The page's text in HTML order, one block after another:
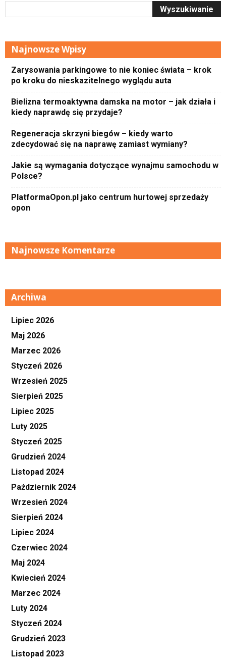
Najnowsze Wpisy
Zarysowania parkingowe to nie koniec świata – krok
po kroku do nieskazitelnego wyglądu auta
Bielizna termoaktywna damska na motor – jak działa i
kiedy naprawdę się przydaje?
Regeneracja skrzyni biegów – kiedy warto
zdecydować się na naprawę zamiast wymiany?
Jakie są wymagania dotyczące wynajmu samochodu w
Polsce?
PlatformaOpon.pl jako centrum hurtowej sprzedaży
opon
Najnowsze Komentarze
Archiwa
Lipiec 2026
Maj 2026
Marzec 2026
Styczeń 2026
Wrzesień 2025
Sierpień 2025
Lipiec 2025
Luty 2025
Styczeń 2025
Grudzień 2024
Listopad 2024
Październik 2024
Wrzesień 2024
Sierpień 2024
Lipiec 2024
Czerwiec 2024
Maj 2024
Kwiecień 2024
Marzec 2024
Luty 2024
Styczeń 2024
Grudzień 2023
Listopad 2023